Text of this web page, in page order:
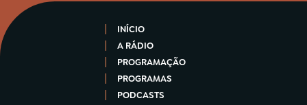
INÍCIO
A RÁDIO
PROGRAMAÇÃO
PROGRAMAS
PODCASTS